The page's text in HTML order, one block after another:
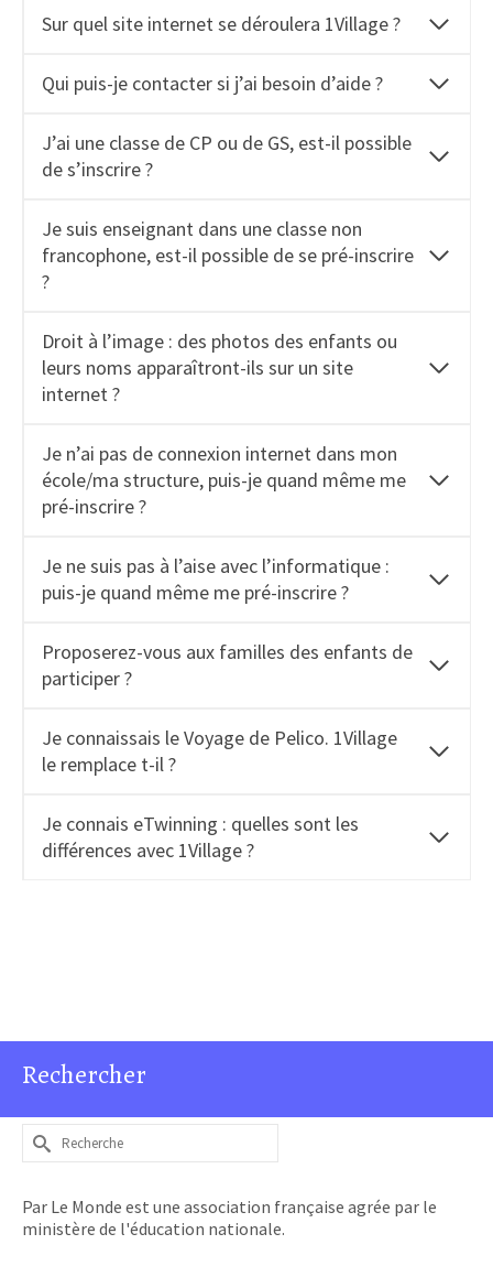
Sur quel site internet se déroulera 1Village ?
Qui puis-je contacter si j’ai besoin d’aide ?
J’ai une classe de CP ou de GS, est-il possible
de s’inscrire ?
Je suis enseignant dans une classe non
francophone, est-il possible de se pré-inscrire
?
Droit à l’image : des photos des enfants ou
leurs noms apparaîtront-ils sur un site
internet ?
Je n’ai pas de connexion internet dans mon
école/ma structure, puis-je quand même me
pré-inscrire ?
Je ne suis pas à l’aise avec l’informatique :
puis-je quand même me pré-inscrire ?
Proposerez-vous aux familles des enfants de
participer ?
Je connaissais le Voyage de Pelico. 1Village
le remplace t-il ?
Je connais eTwinning : quelles sont les
différences avec 1Village ?
Rechercher
Rechercher :
Par Le Monde est une association française agrée par le
ministère de l'éducation nationale.